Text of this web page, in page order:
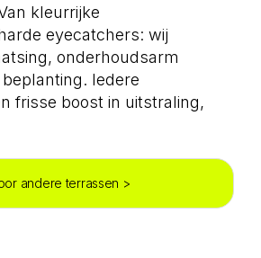
kleurrijke
eyecatchers: wij
onderhoudsarm
Iedere
frisse boost in uitstraling,
andere terrassen >